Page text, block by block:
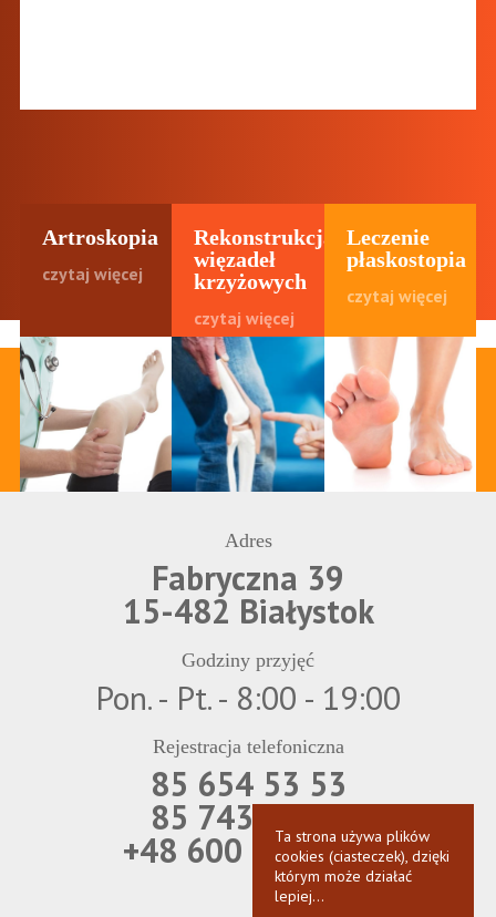
Artroskopia
czytaj więcej
Rekonstrukcja
więzadeł
krzyżowych
czytaj więcej
Leczenie
płaskostopia
czytaj więcej
Adres
Fabryczna 39
15-482 Białystok
Godziny przyjęć
Pon. - Pt. - 8:00 - 19:00
Rejestracja telefoniczna
85 654 53 53
85 743 69 21
+48 600 850 566
Ta strona używa plików
cookies (ciasteczek), dzięki
którym może działać
lepiej...